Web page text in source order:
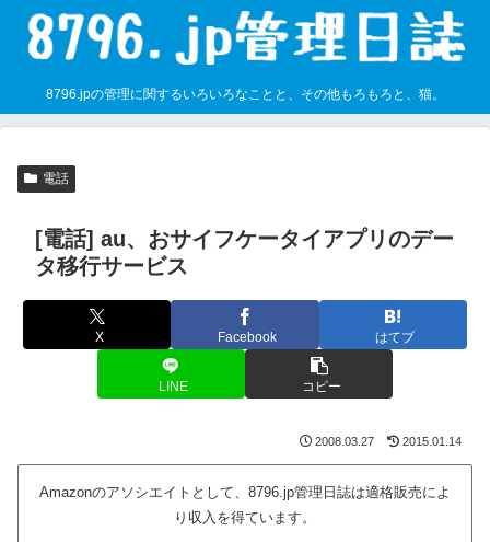
8796.jpの管理に関するいろいろなことと、その他もろもろと、猫。
電話
[電話] au、おサイフケータイアプリのデー
タ移行サービス
X Facebook はてブ
LINE コピー
2008.03.27 2015.01.14
Amazonのアソシエイトとして、8796.jp管理日誌は適格販売によ
り収入を得ています。